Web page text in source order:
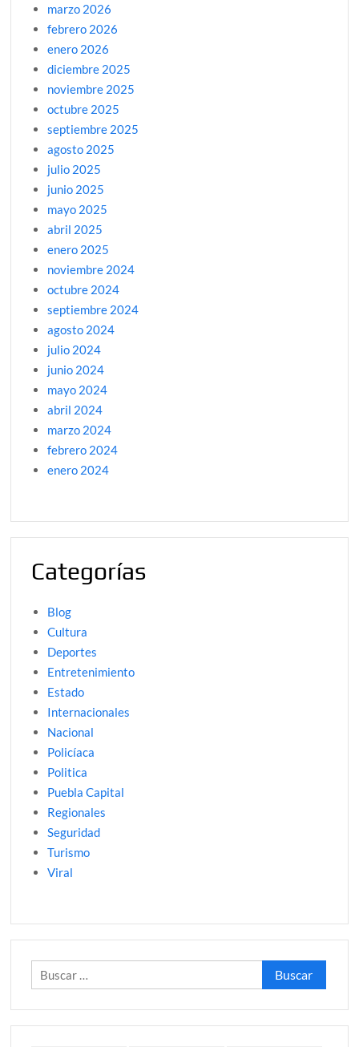
marzo 2026
febrero 2026
enero 2026
diciembre 2025
noviembre 2025
octubre 2025
septiembre 2025
agosto 2025
julio 2025
junio 2025
mayo 2025
abril 2025
enero 2025
noviembre 2024
octubre 2024
septiembre 2024
agosto 2024
julio 2024
junio 2024
mayo 2024
abril 2024
marzo 2024
febrero 2024
enero 2024
Categorías
Blog
Cultura
Deportes
Entretenimiento
Estado
Internacionales
Nacional
Policíaca
Politica
Puebla Capital
Regionales
Seguridad
Turismo
Viral
Buscar: